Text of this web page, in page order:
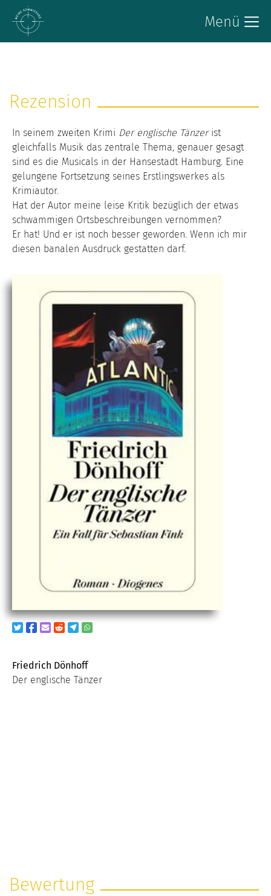
Menü
Rezension
In seinem zweiten Krimi Der englische Tänzerist
gleichfalls Musik das zentrale Thema, genauer gesagt
sind es die Musicals in der Hansestadt Hamburg. Eine
gelungene Fortsetzung seines Erstlingswerkes als
Krimiautor.
Hat der Autor meine leise Kritik bezüglich der etwas
schwammigen Ortsbeschreibungen vernommen?
Er hat! Und er ist noch besser geworden. Wenn ich mir
diesen banalen Ausdruck gestatten darf.
Friedrich Dönhoff
Der englische Tänzer
Bewertung